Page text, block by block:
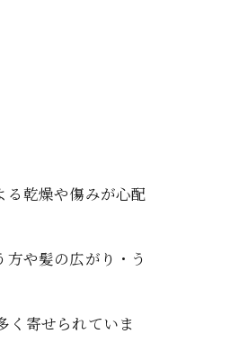
る乾燥や傷みが心配
や髪の広がり・う
く寄せられていま